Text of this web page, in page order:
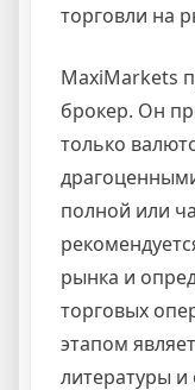
торговли на
MaxiMarkets
брокер. Он
только
полной или
рынка и
торговых
этапом
литературы